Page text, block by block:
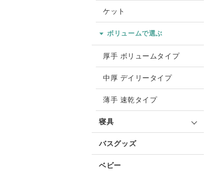
ケット
ボリュームで選ぶ
厚手 ボリュームタイプ
中厚 デイリータイプ
薄手 速乾タイプ
寝具
バスグッズ
ベビー